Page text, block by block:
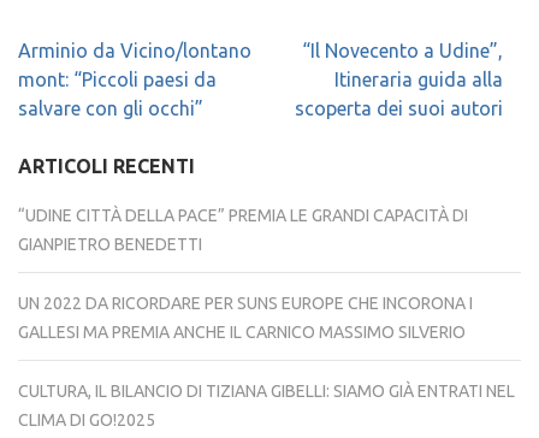
Navigazione
articoli
Arminio da Vicino/lontano
mont: “Piccoli paesi da
salvare con gli occhi”
“Il Novecento a Udine”,
Itineraria guida alla
scoperta dei suoi autori
ARTICOLI RECENTI
“UDINE CITTÀ DELLA PACE” PREMIA LE GRANDI CAPACITÀ DI
GIANPIETRO BENEDETTI
UN 2022 DA RICORDARE PER SUNS EUROPE CHE INCORONA I
GALLESI MA PREMIA ANCHE IL CARNICO MASSIMO SILVERIO
CULTURA, IL BILANCIO DI TIZIANA GIBELLI: SIAMO GIÀ ENTRATI NEL
CLIMA DI GO!2025